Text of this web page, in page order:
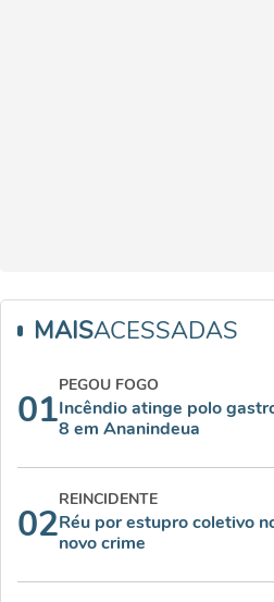
MAISACESSADAS
01
PEGOU FOGO
Incêndio atinge polo
8 em Ananindeua
02
REINCIDENTE
Réu por estupro coletivo
novo crime